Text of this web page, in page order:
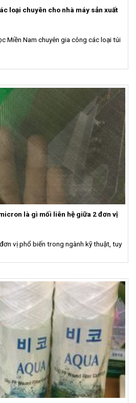
loại chuyên cho nhà máy sản xuất
Miền Nam chuyên gia công các loại túi
là gì mối liên hệ giữa 2 đơn vị
vị phổ biến trong ngành kỹ thuật, tuy